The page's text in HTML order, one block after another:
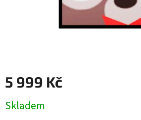
5 999 Kč
cena:
Skladem